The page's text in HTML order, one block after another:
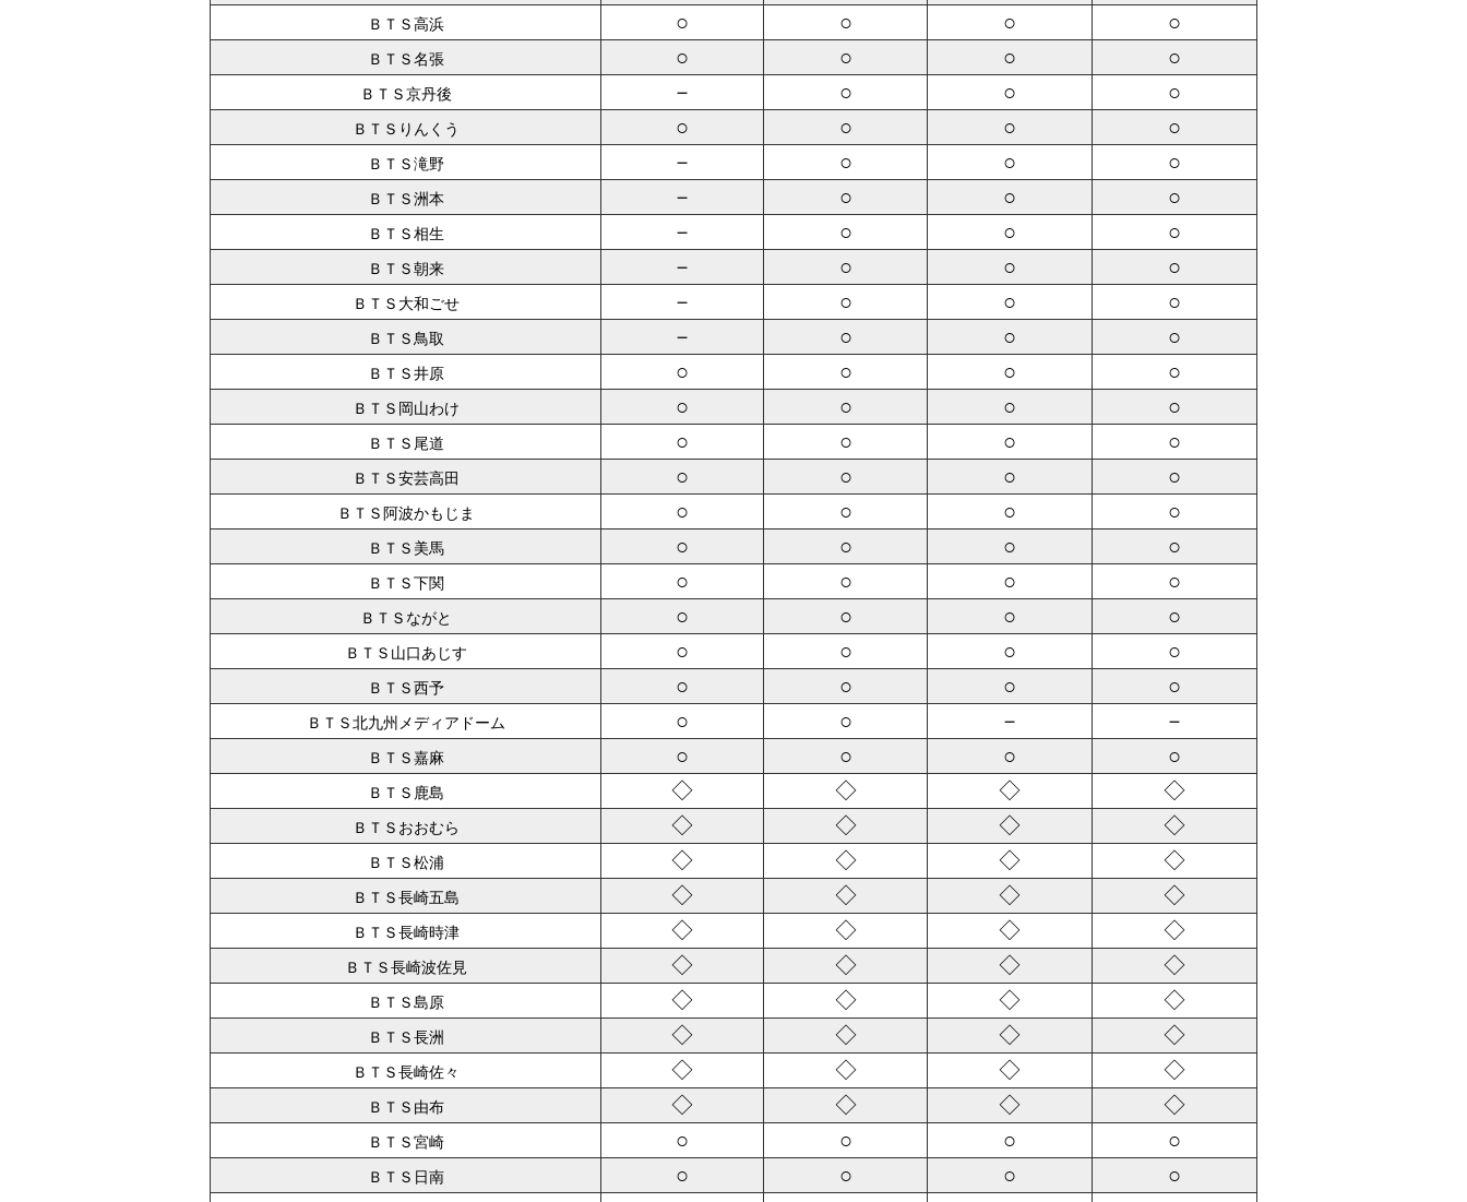
ＢＴＳ高浜 ○ ○ ○ ○
ＢＴＳ名張 ○ ○ ○ ○
ＢＴＳ京丹後 － ○ ○ ○
ＢＴＳりんくう ○ ○ ○ ○
ＢＴＳ滝野 － ○ ○ ○
ＢＴＳ洲本 － ○ ○ ○
ＢＴＳ相生 － ○ ○ ○
ＢＴＳ朝来 － ○ ○ ○
ＢＴＳ大和ごせ － ○ ○ ○
ＢＴＳ鳥取 － ○ ○ ○
ＢＴＳ井原 ○ ○ ○ ○
ＢＴＳ岡山わけ ○ ○ ○ ○
ＢＴＳ尾道 ○ ○ ○ ○
ＢＴＳ安芸高田 ○ ○ ○ ○
ＢＴＳ阿波かもじま ○ ○ ○ ○
ＢＴＳ美馬 ○ ○ ○ ○
ＢＴＳ下関 ○ ○ ○ ○
ＢＴＳながと ○ ○ ○ ○
ＢＴＳ山口あじす ○ ○ ○ ○
ＢＴＳ西予 ○ ○ ○ ○
ＢＴＳ北九州メディアドーム ○ ○ － －
ＢＴＳ嘉麻 ○ ○ ○ ○
ＢＴＳ鹿島 ◇ ◇ ◇ ◇
ＢＴＳおおむら ◇ ◇ ◇ ◇
ＢＴＳ松浦 ◇ ◇ ◇ ◇
ＢＴＳ長崎五島 ◇ ◇ ◇ ◇
ＢＴＳ長崎時津 ◇ ◇ ◇ ◇
ＢＴＳ長崎波佐見 ◇ ◇ ◇ ◇
ＢＴＳ島原 ◇ ◇ ◇ ◇
ＢＴＳ長洲 ◇ ◇ ◇ ◇
ＢＴＳ長崎佐々 ◇ ◇ ◇ ◇
ＢＴＳ由布 ◇ ◇ ◇ ◇
ＢＴＳ宮崎 ○ ○ ○ ○
ＢＴＳ日南 ○ ○ ○
○